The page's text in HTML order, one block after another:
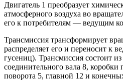
Двигатель 1 преобразует
атмосферного воздуха во
его к потребителям — ведущим
Трансмиссия трансформирует
распределяет его и переносит к
гусениц). Трансмиссия состоит
соединительного вала 8, коробки
поворота 5, главной 12 и